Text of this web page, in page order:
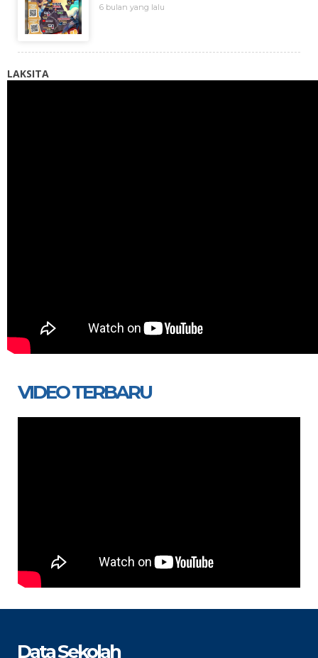
6 bulan yang lalu
LAKSITA
VIDEO TERBARU
Data Sekolah